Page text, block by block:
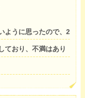
ように思ったので、2
ており、不満はあり